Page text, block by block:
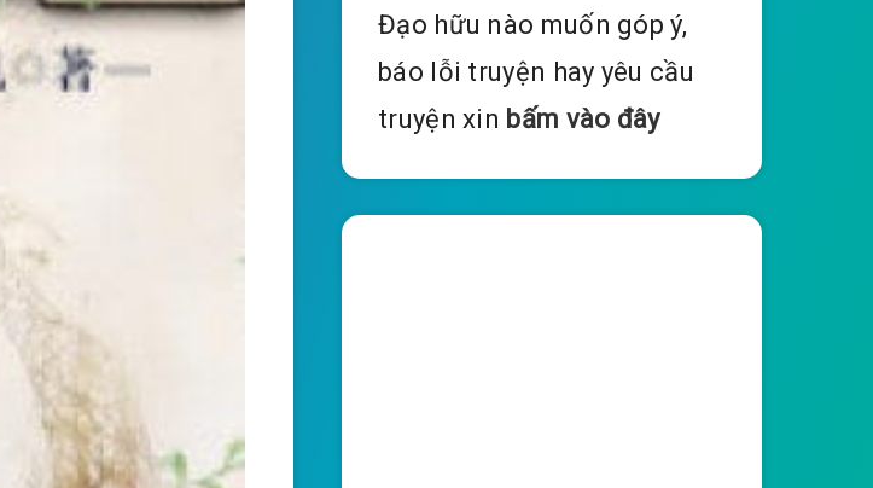
Đạo hữu nào muốn góp ý,
báo lỗi truyện hay yêu cầu
truyện xin bấm vào đây